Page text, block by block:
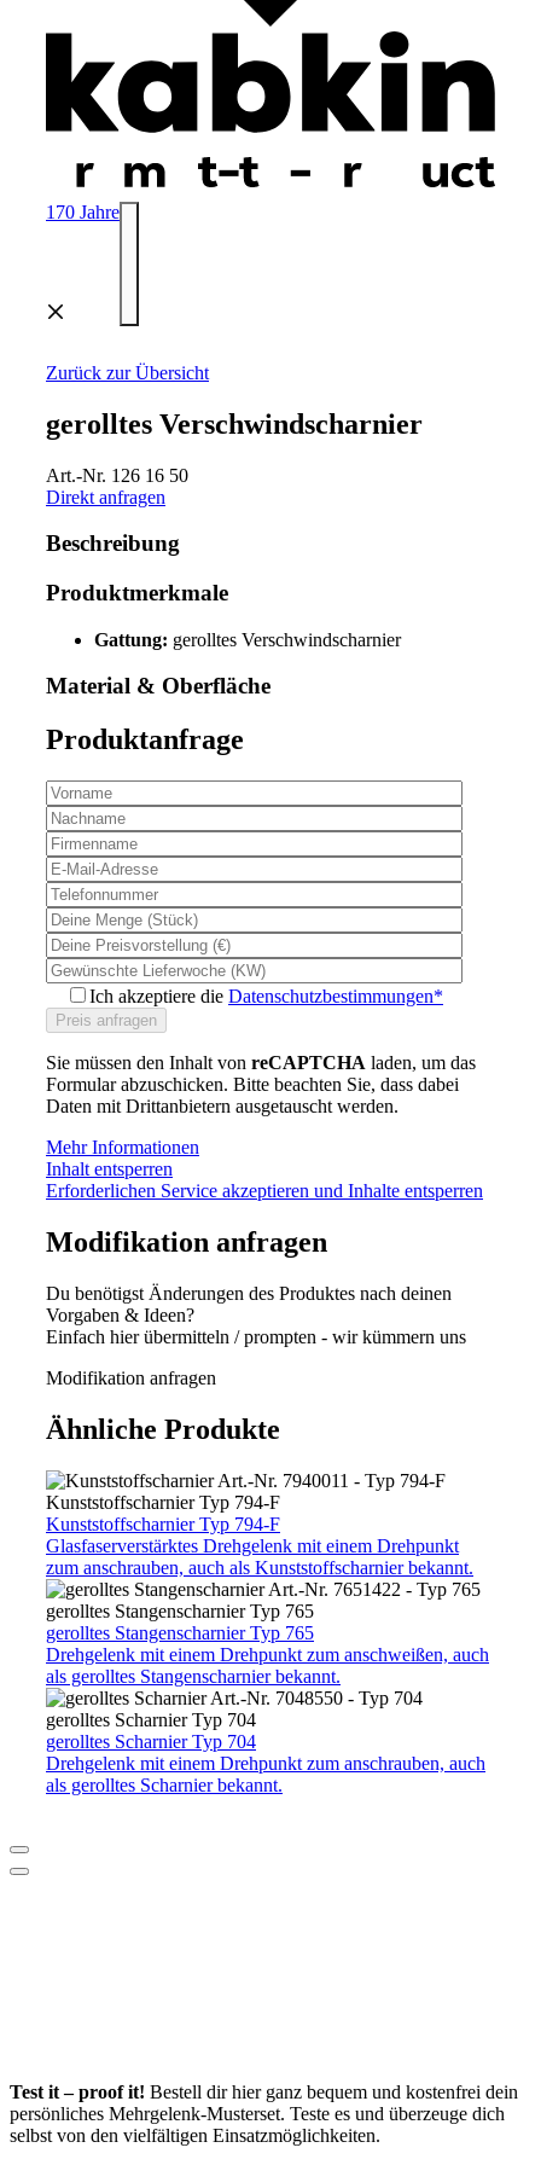
170 Jahre
Zurück zur Übersicht
gerolltes Verschwindscharnier
Art.-Nr. 126 16 50
Direkt anfragen
Beschreibung
Produktmerkmale
Gattung: gerolltes Verschwindscharnier
Material & Oberfläche
Produktanfrage
Ich akzeptiere die Datenschutzbestimmungen*
Sie müssen den Inhalt von reCAPTCHA laden, um das
Formular abzuschicken. Bitte beachten Sie, dass dabei
Daten mit Drittanbietern ausgetauscht werden.
Mehr Informationen
Inhalt entsperren
Erforderlichen Service akzeptieren und Inhalte entsperren
Modifikation anfragen
Du benötigst Änderungen des Produktes nach deinen
Vorgaben & Ideen?
Einfach hier übermitteln / prompten - wir kümmern uns
Modifikation anfragen
Ähnliche Produkte
KunststoffscharnierTyp 794-F
KunststoffscharnierTyp 794-F
Glasfaserverstärktes Drehgelenk mit einem Drehpunkt
zum anschrauben, auch als Kunststoffscharnier bekannt.
gerolltes StangenscharnierTyp 765
gerolltes StangenscharnierTyp 765
Drehgelenk mit einem Drehpunkt zum anschweißen, auch
als gerolltes Stangenscharnier bekannt.
gerolltes ScharnierTyp 704
gerolltes ScharnierTyp 704
Drehgelenk mit einem Drehpunkt zum anschrauben, auch
als gerolltes Scharnier bekannt.
Test it – proof it! Bestell dir hier ganz bequem und kostenfrei dein
persönliches Mehrgelenk-Musterset. Teste es und überzeuge dich
selbst von den vielfältigen Einsatzmöglichkeiten.